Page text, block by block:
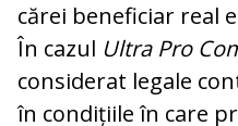
cărei beneficiar real
În cazul Ultra Pro
considerat legale
în condițiile în care